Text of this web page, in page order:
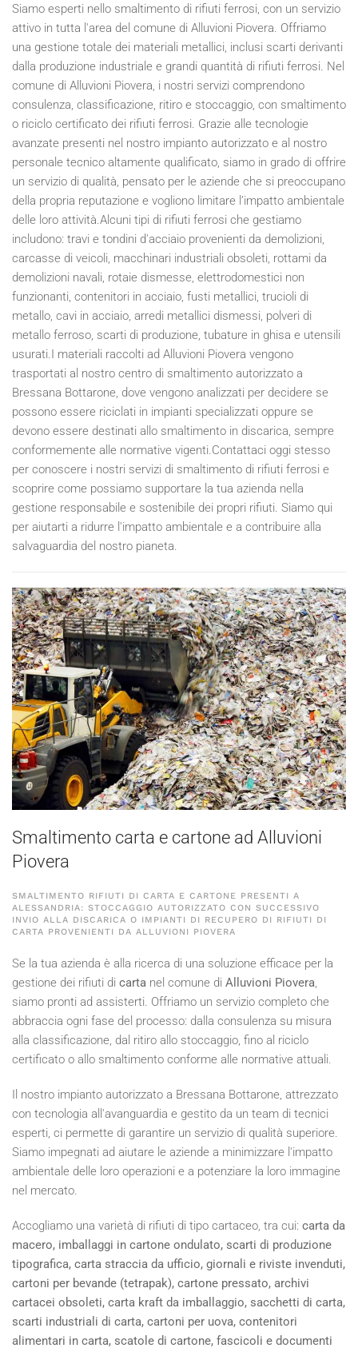
Siamo esperti nello smaltimento di rifiuti ferrosi, con un servizio
attivo in tutta l'area del comune di Alluvioni Piovera. Offriamo
una gestione totale dei materiali metallici, inclusi scarti derivanti
dalla produzione industriale e grandi quantità di rifiuti ferrosi. Nel
comune di Alluvioni Piovera, i nostri servizi comprendono
consulenza, classificazione, ritiro e stoccaggio, con smaltimento
o riciclo certificato dei rifiuti ferrosi. Grazie alle tecnologie
avanzate presenti nel nostro impianto autorizzato e al nostro
personale tecnico altamente qualificato, siamo in grado di offrire
un servizio di qualità, pensato per le aziende che si preoccupano
della propria reputazione e vogliono limitare l’impatto ambientale
delle loro attività.Alcuni tipi di rifiuti ferrosi che gestiamo
includono: travi e tondini d'acciaio provenienti da demolizioni,
carcasse di veicoli, macchinari industriali obsoleti, rottami da
demolizioni navali, rotaie dismesse, elettrodomestici non
funzionanti, contenitori in acciaio, fusti metallici, trucioli di
metallo, cavi in acciaio, arredi metallici dismessi, polveri di
metallo ferroso, scarti di produzione, tubature in ghisa e utensili
usurati.I materiali raccolti ad Alluvioni Piovera vengono
trasportati al nostro centro di smaltimento autorizzato a
Bressana Bottarone, dove vengono analizzati per decidere se
possono essere riciclati in impianti specializzati oppure se
devono essere destinati allo smaltimento in discarica, sempre
conformemente alle normative vigenti.Contattaci oggi stesso
per conoscere i nostri servizi di smaltimento di rifiuti ferrosi e
scoprire come possiamo supportare la tua azienda nella
gestione responsabile e sostenibile dei propri rifiuti. Siamo qui
per aiutarti a ridurre l'impatto ambientale e a contribuire alla
salvaguardia del nostro pianeta.
Smaltimento carta e cartone ad Alluvioni
Piovera
SMALTIMENTO RIFIUTI DI CARTA E CARTONE PRESENTI A
ALESSANDRIA: STOCCAGGIO AUTORIZZATO CON SUCCESSIVO
INVIO ALLA DISCARICA O IMPIANTI DI RECUPERO DI RIFIUTI DI
CARTA PROVENIENTI DA ALLUVIONI PIOVERA
Se la tua azienda è alla ricerca di una soluzione efficace per la
gestione dei rifiuti di carta nel comune di Alluvioni Piovera,
siamo pronti ad assisterti. Offriamo un servizio completo che
abbraccia ogni fase del processo: dalla consulenza su misura
alla classificazione, dal ritiro allo stoccaggio, fino al riciclo
certificato o allo smaltimento conforme alle normative attuali.
Il nostro impianto autorizzato a Bressana Bottarone, attrezzato
con tecnologia all'avanguardia e gestito da un team di tecnici
esperti, ci permette di garantire un servizio di qualità superiore.
Siamo impegnati ad aiutare le aziende a minimizzare l'impatto
ambientale delle loro operazioni e a potenziare la loro immagine
nel mercato.
Accogliamo una varietà di rifiuti di tipo cartaceo, tra cui: carta da
macero, imballaggi in cartone ondulato, scarti di produzione
tipografica, carta straccia da ufficio, giornali e riviste invenduti,
cartoni per bevande (tetrapak), cartone pressato, archivi
cartacei obsoleti, carta kraft da imballaggio, sacchetti di carta,
scarti industriali di carta, cartoni per uova, contenitori
alimentari in carta, scatole di cartone, fascicoli e documenti